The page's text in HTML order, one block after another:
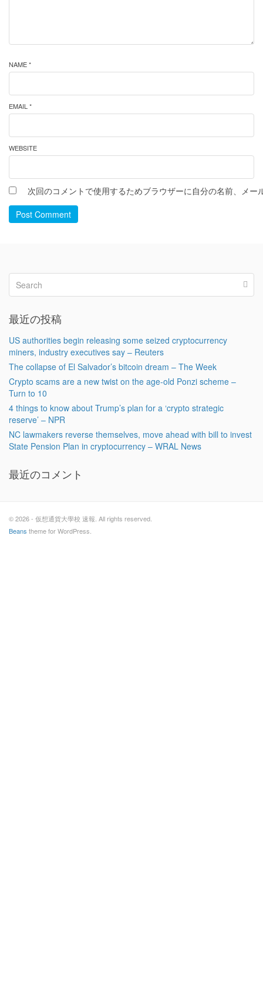
NAME *
EMAIL *
WEBSITE
次回のコメントで使用するためブラウザーに自分の名前、メー
Post Comment
最近の投稿
US authorities begin releasing some seized cryptocurrency
miners, industry executives say – Reuters
The collapse of El Salvador’s bitcoin dream – The Week
Crypto scams are a new twist on the age-old Ponzi scheme –
Turn to 10
4 things to know about Trump’s plan for a ‘crypto strategic
reserve’ – NPR
NC lawmakers reverse themselves, move ahead with bill to invest
State Pension Plan in cryptocurrency – WRAL News
最近のコメント
© 2026 - 仮想通貨大學校 速報. All rights reserved.
Beans theme for WordPress.